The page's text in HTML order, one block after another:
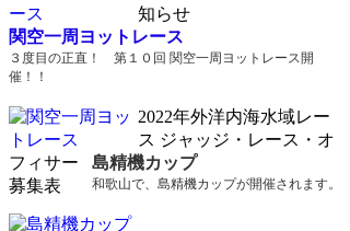
関空一周ヨットレース
３度目の正直！ 第１０回 関空一周ヨットレース開
催！！
島精機カップ
和歌山で、島精機カップが開催されます。
知らせ
2022年外洋内海水域レー
ス ジャッジ・レース・オ
フィサー
募集表